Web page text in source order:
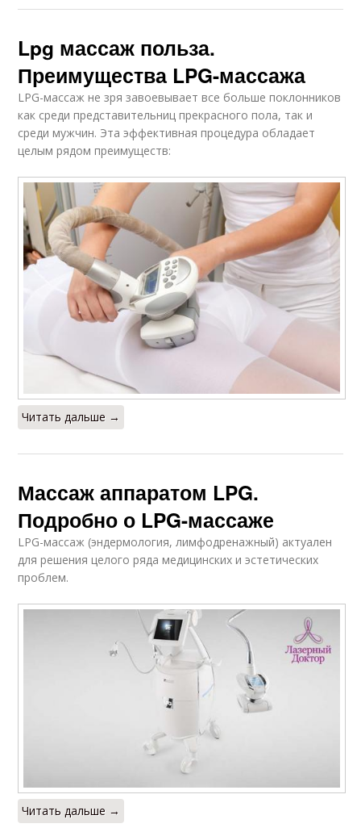
Lpg массаж польза.
Преимущества LPG-массажа
LPG-массаж не зря завоевывает все больше поклонников
как среди представительниц прекрасного пола, так и
среди мужчин. Эта эффективная процедура обладает
целым рядом преимуществ:
Читать дальше →
Массаж аппаратом LPG.
Подробно о LPG-массаже
LPG-массаж (эндермология, лимфодренажный) актуален
для решения целого ряда медицинских и эстетических
проблем.
Читать дальше →